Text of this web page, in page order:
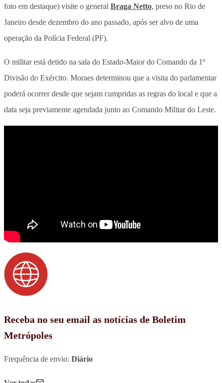
foto em destaque) visite o general Braga Netto, preso no Rio de
Janeiro desde dezembro do ano passado, após ser alvo de uma
operação da Polícia Federal (PF).
O militar está detido na sala do Estado-Maior do Comando da 1ª
Divisão do Exército. Moraes determinou que a visita do parlamentar
poderá ocorrer desde que sejam cumpridas as regras do local e que a
data seja previamente agendada junto ao Comando Militar do Leste.
Receba no seu email as notícias de Boletim
Metrópoles
Frequência de envio: Diário